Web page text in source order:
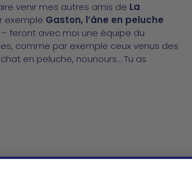
venir mes autres amis de La
exemple Gaston, l’âne en peluche
feront avec moi une équipe du
comme par exemple ceux venus des
en peluche, nounours… Tu as